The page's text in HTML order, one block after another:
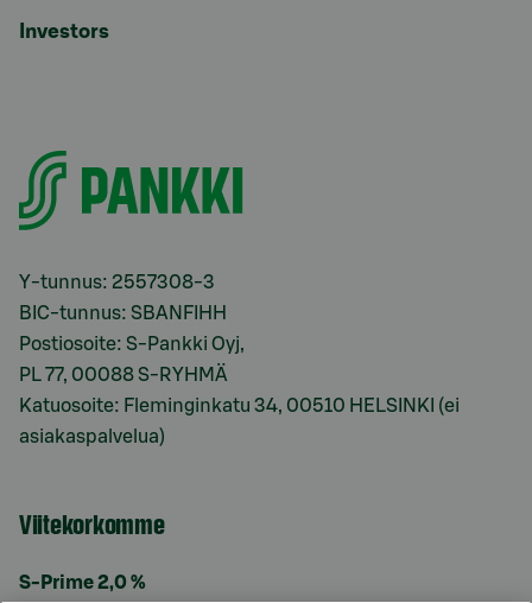
Investors
Y-tunnus: 2557308-3
BIC-tunnus: SBANFIHH
Postiosoite: S-Pankki Oyj,
PL 77, 00088 S-RYHMÄ
Katuosoite: Fleminginkatu 34, 00510 HELSINKI (ei
asiakaspalvelua)
Viitekorkomme
S-Prime 2,0 %